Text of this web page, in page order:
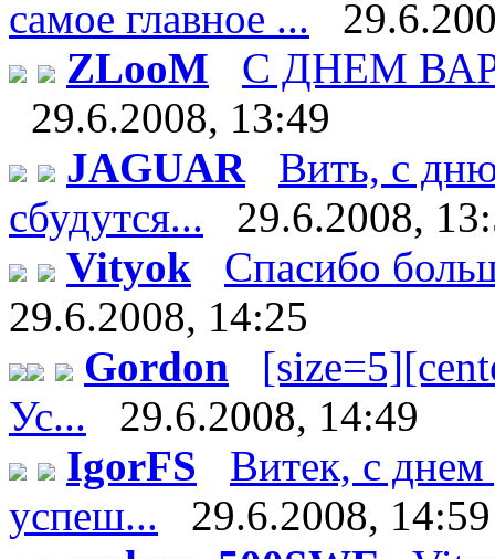
самое главное ...
ZLooM
С ДНЕМ
29.6.2008, 13:49
JAGUAR
Вить, с
сбудутся...
29.6.2008,
Vityok
Спасибо
29.6.2008, 14:25
Gordon
Ус...
29.6.2008, 14:49
IgorFS
Витек, с
успеш...
29.6.2008, 14:59